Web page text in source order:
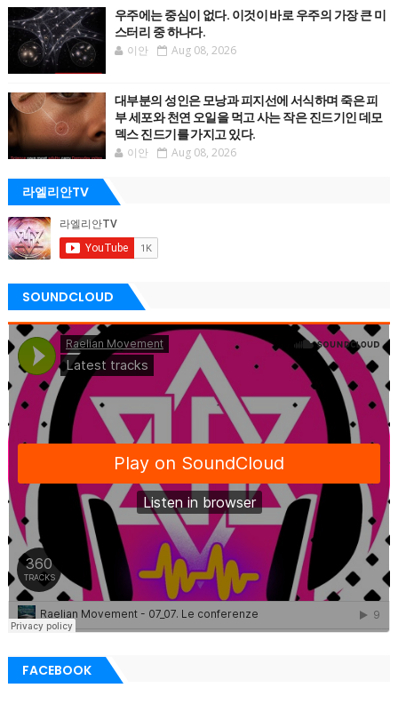
우주에는 중심이 없다. 이것이 바로 우주의 가장 큰 미
스터리 중 하나다.
이안 Aug 08, 2026
대부분의 성인은 모낭과 피지선에 서식하며 죽은 피
부 세포와 천연 오일을 먹고 사는 작은 진드기인 데모
덱스 진드기를 가지고 있다.
이안 Aug 08, 2026
라엘리안TV
SOUNDCLOUD
FACEBOOK